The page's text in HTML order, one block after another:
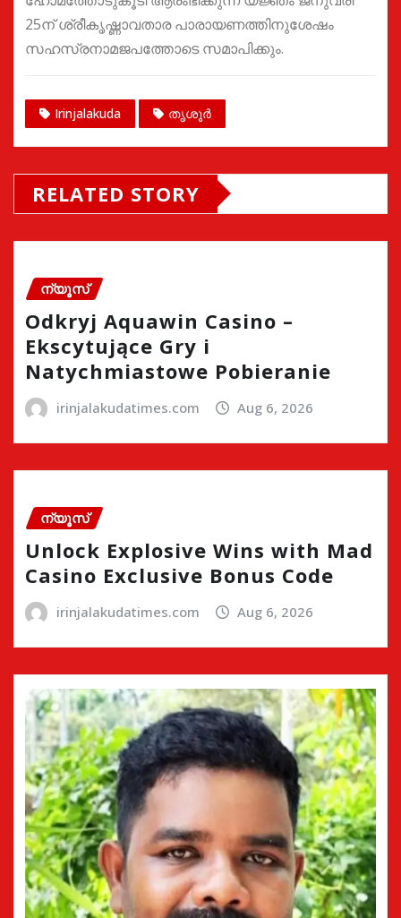
25ന് ശ്രീകൃഷ്ണാവതാര പാരായണത്തിനുശേഷം
സഹസ്രനാമജപത്തോടെ സമാപിക്കും.
Irinjalakuda തൃശൂർ
RELATED STORY
ന്യൂസ്
Odkryj Aquawin Casino –
Ekscytujące Gry i
Natychmiastowe Pobieranie
irinjalakudatimes.com Aug 6, 2026
ന്യൂസ്
Unlock Explosive Wins with Mad
Casino Exclusive Bonus Code
irinjalakudatimes.com Aug 6, 2026